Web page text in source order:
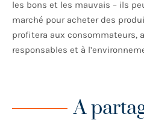
les bons et les mauvais – ils
marché pour acheter des
profitera aux consommateurs,
responsables et à
A